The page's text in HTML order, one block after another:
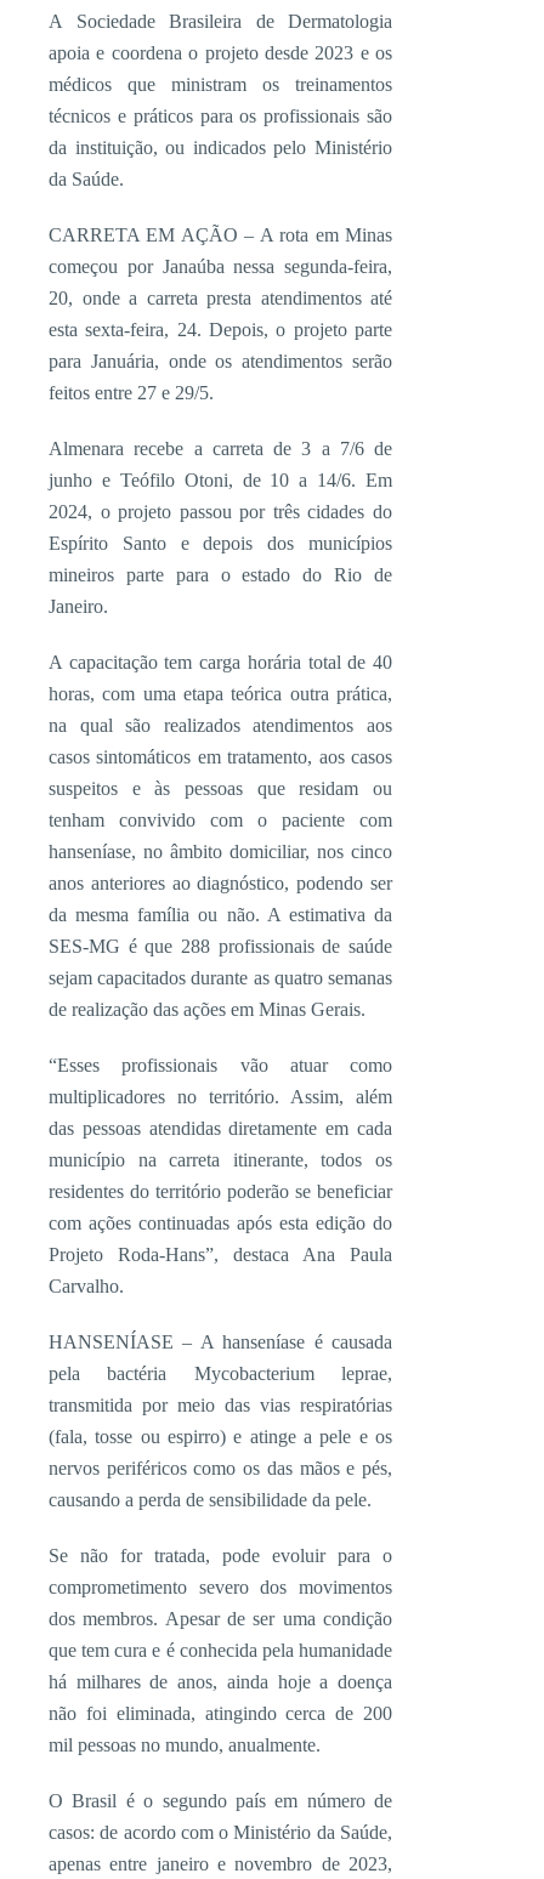
A Sociedade Brasileira de Dermatologia
apoia e coordena o projeto desde 2023 e os
médicos que ministram os treinamentos
técnicos e práticos para os profissionais são
da instituição, ou indicados pelo Ministério
da Saúde.
CARRETA EM AÇÃO – A rota em Minas
começou por Janaúba nessa segunda-feira,
20, onde a carreta presta atendimentos até
esta sexta-feira, 24. Depois, o projeto parte
para Januária, onde os atendimentos serão
feitos entre 27 e 29/5.
Almenara recebe a carreta de 3 a 7/6 de
junho e Teófilo Otoni, de 10 a 14/6. Em
2024, o projeto passou por três cidades do
Espírito Santo e depois dos municípios
mineiros parte para o estado do Rio de
Janeiro.
A capacitação tem carga horária total de 40
horas, com uma etapa teórica outra prática,
na qual são realizados atendimentos aos
casos sintomáticos em tratamento, aos casos
suspeitos e às pessoas que residam ou
tenham convivido com o paciente com
hanseníase, no âmbito domiciliar, nos cinco
anos anteriores ao diagnóstico, podendo ser
da mesma família ou não. A estimativa da
SES-MG é que 288 profissionais de saúde
sejam capacitados durante as quatro semanas
de realização das ações em Minas Gerais.
“Esses profissionais vão atuar como
multiplicadores no território. Assim, além
das pessoas atendidas diretamente em cada
município na carreta itinerante, todos os
residentes do território poderão se beneficiar
com ações continuadas após esta edição do
Projeto Roda-Hans”, destaca Ana Paula
Carvalho.
HANSENÍASE – A hanseníase é causada
pela bactéria Mycobacterium leprae,
transmitida por meio das vias respiratórias
(fala, tosse ou espirro) e atinge a pele e os
nervos periféricos como os das mãos e pés,
causando a perda de sensibilidade da pele.
Se não for tratada, pode evoluir para o
comprometimento severo dos movimentos
dos membros. Apesar de ser uma condição
que tem cura e é conhecida pela humanidade
há milhares de anos, ainda hoje a doença
não foi eliminada, atingindo cerca de 200
mil pessoas no mundo, anualmente.
O Brasil é o segundo país em número de
casos: de acordo com o Ministério da Saúde,
apenas entre janeiro e novembro de 2023,